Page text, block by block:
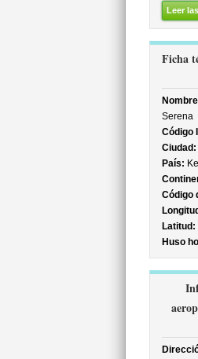
Leer
Ficha
Serena
Código
Ciudad:
País:
Código
Latitud:
Huso